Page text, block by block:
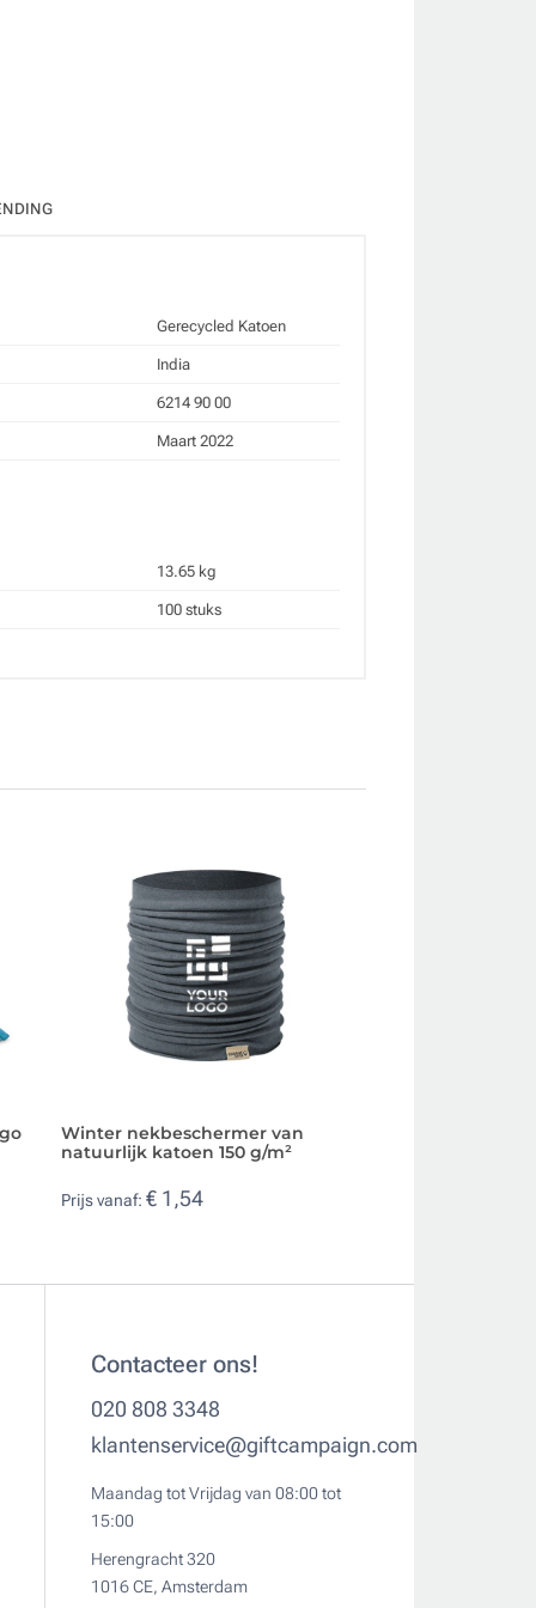
Gerecycled Katoen
India
6214 90 00
Maart 2022
13.65 kg
100 stuks
Winter nekbeschermer van
natuurlijk katoen 150 g/m²
Prijs vanaf: € 1,54
Contacteer ons!
020 808 3348
klantenservice@giftcampaign.com
Maandag tot Vrijdag van 08:00 tot
15:00
Herengracht 320
1016 CE, Amsterdam